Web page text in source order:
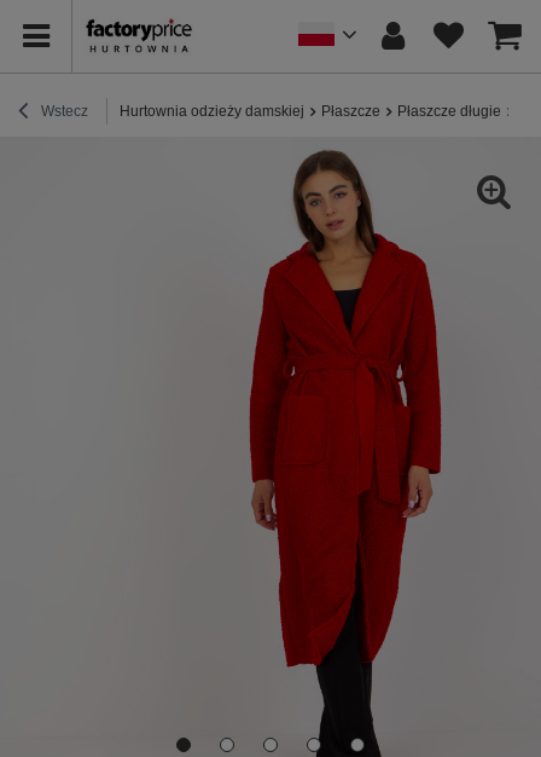
Wstecz Hurtownia odzieży damskiej Płaszcze Płaszcze długie